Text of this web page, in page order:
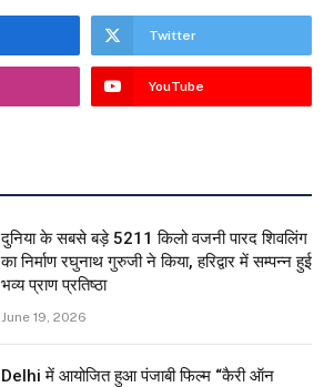
Twitter
YouTube
दुनिया के सबसे बड़े 5211 किलो वजनी पारद शिवलिंग
का निर्माण रघुनाथ गुरुजी ने किया, हरिद्वार में सम्पन्न हुई
भव्य प्राण प्रतिष्ठा
June 19, 2026
Delhi में आयोजित हुआ पंजाबी फिल्म “कैरी ऑन